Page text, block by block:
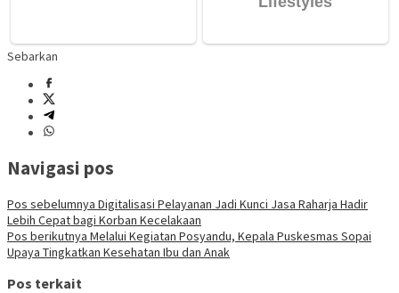
Sebarkan
Navigasi pos
Pos sebelumnya Digitalisasi Pelayanan Jadi Kunci Jasa Raharja Hadir
Lebih Cepat bagi Korban Kecelakaan
Pos berikutnya Melalui Kegiatan Posyandu, Kepala Puskesmas Sopai
Upaya Tingkatkan Kesehatan Ibu dan Anak
Pos terkait